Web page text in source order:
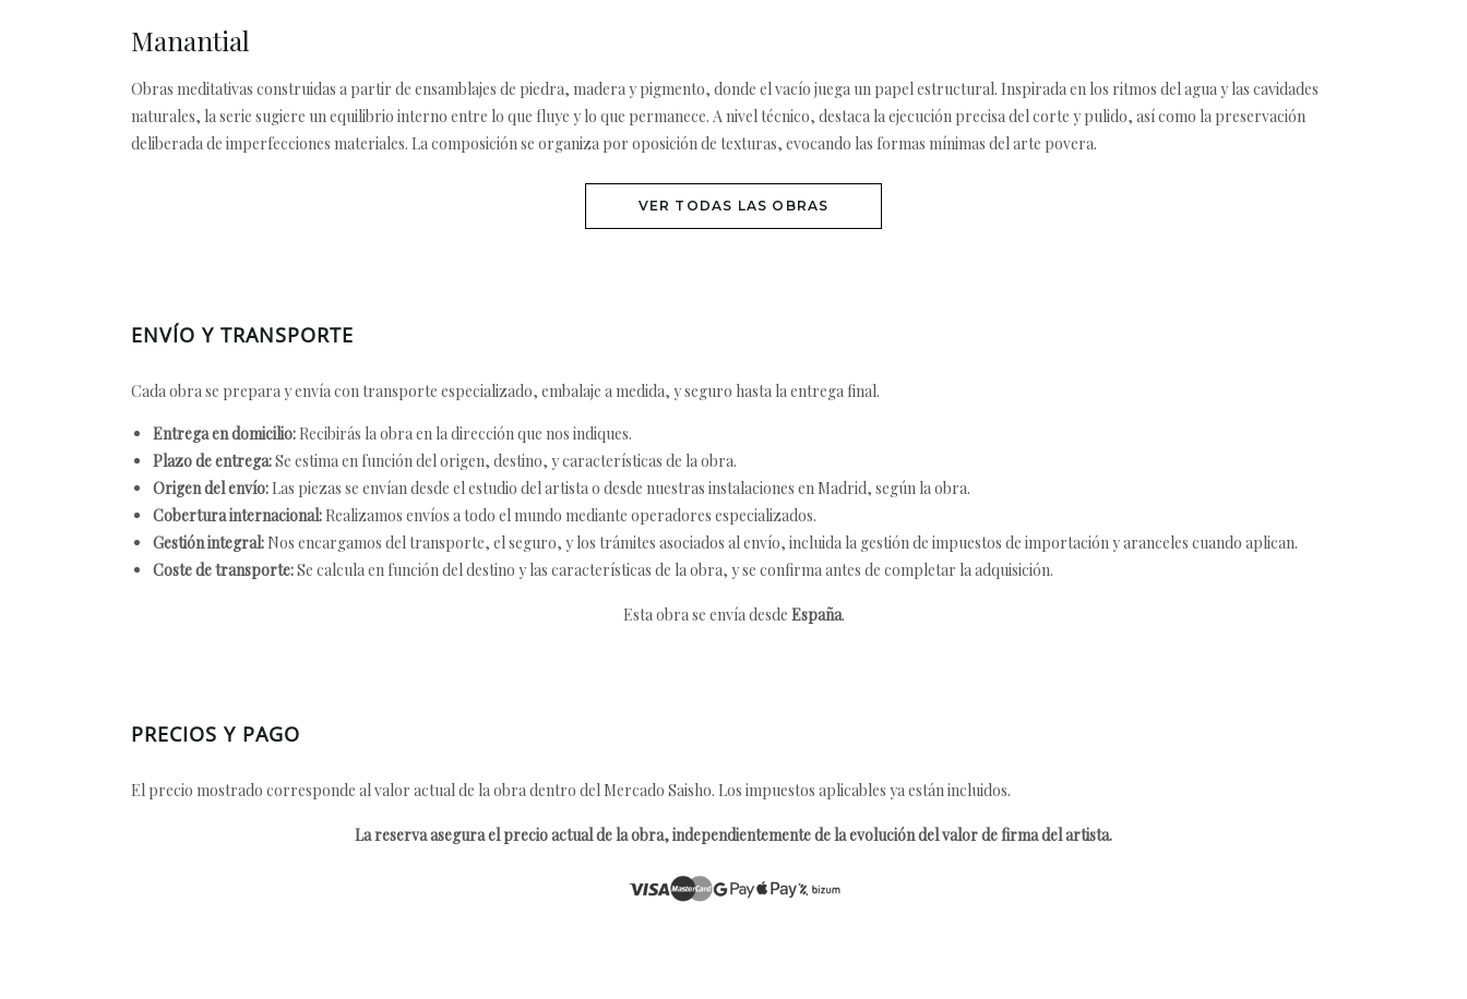
Manantial
Obras meditativas construidas a partir de ensamblajes de piedra, madera y pigmento, donde el vacío juega un papel estructural. Inspirada en los ritmos del agua y las cavidades
naturales, la serie sugiere un equilibrio interno entre lo que fluye y lo que permanece. A nivel técnico, destaca la ejecución precisa del corte y pulido, así como la preservación
deliberada de imperfecciones materiales. La composición se organiza por oposición de texturas, evocando las formas mínimas del arte povera.
VER TODAS LAS OBRAS
ENVÍO Y TRANSPORTE
Cada obra se prepara y envía con transporte especializado, embalaje a medida, y seguro hasta la entrega final.
Entrega en domicilio: Recibirás la obra en la dirección que nos indiques.
Plazo de entrega:Se estima en función del origen, destino, y características de la obra.
Origen del envío: Las piezas se envían desde el estudio del artista o desde nuestras instalaciones en Madrid, según la obra.
Cobertura internacional: Realizamos envíos a todo el mundo mediante operadores especializados.
Gestión integral: Nos encargamos del transporte, el seguro, y los trámites asociados al envío, incluida la gestión de impuestos de importación y aranceles cuando aplican.
Coste de transporte:Se calcula en función del destino y las características de la obra, y se confirma antes de completar la adquisición.
Esta obra se envía desde España.
PRECIOS Y PAGO
El precio mostrado corresponde al valor actual de la obra dentro del Mercado Saisho. Los impuestos aplicables ya están incluidos.
La reserva asegura el precio actual de la obra, independientemente de la evolución del valor de firma del artista.